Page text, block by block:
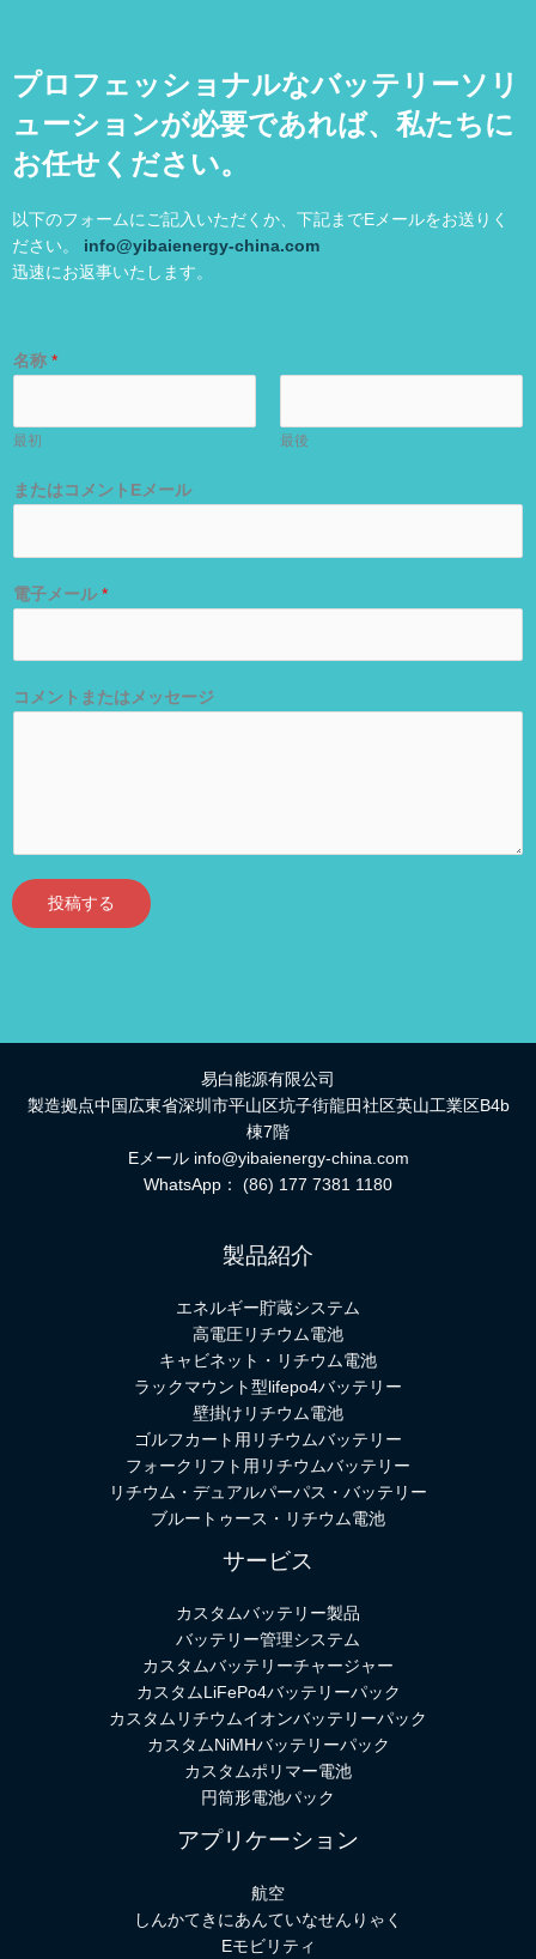
プロフェッショナルなバッテリーソリ
ューションが必要であれば、私たちに
お任せください。
以下のフォームにご記入いただくか、下記までEメールをお送りく
ださい。 info@yibaienergy-china.com
迅速にお返事いたします。
名称 *
最初 最後
またはコメントEメール
電子メール *
コメントまたはメッセージ
投稿する
易白能源有限公司
製造拠点中国広東省深圳市平山区坑子街龍田社区英山工業区B4b
棟7階
Eメール info@yibaienergy-china.com
WhatsApp： (86) 177 7381 1180
製品紹介
エネルギー貯蔵システム
高電圧リチウム電池
キャビネット・リチウム電池
ラックマウント型lifepo4バッテリー
壁掛けリチウム電池
ゴルフカート用リチウムバッテリー
フォークリフト用リチウムバッテリー
リチウム・デュアルパーパス・バッテリー
ブルートゥース・リチウム電池
サービス
カスタムバッテリー製品
バッテリー管理システム
カスタムバッテリーチャージャー
カスタムLiFePo4バッテリーパック
カスタムリチウムイオンバッテリーパック
カスタムNiMHバッテリーパック
カスタムポリマー電池
円筒形電池パック
アプリケーション
航空
しんかてきにあんていなせんりゃく
Eモビリティ